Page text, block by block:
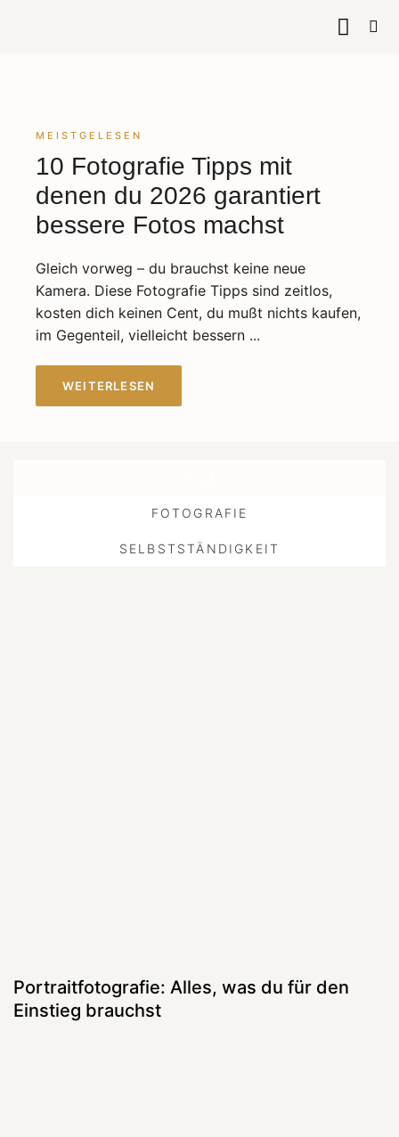
MEISTGELESEN
10 Fotografie Tipps mit
denen du 2026 garantiert
bessere Fotos machst
Gleich vorweg – du brauchst keine neue
Kamera. Diese Fotografie Tipps sind zeitlos,
kosten dich keinen Cent, du mußt nichts kaufen,
im Gegenteil, vielleicht bessern ...
WEITERLESEN
FOTOGRAFIE
SELBSTSTÄNDIGKEIT
Portraitfotografie: Alles, was du für den
Einstieg brauchst